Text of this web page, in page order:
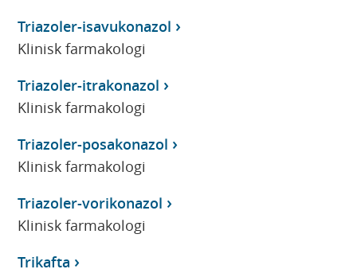
Triazoler-isavukonazol
Klinisk farmakologi
Triazoler-itrakonazol
Klinisk farmakologi
Triazoler-posakonazol
Klinisk farmakologi
Triazoler-vorikonazol
Klinisk farmakologi
Trikafta